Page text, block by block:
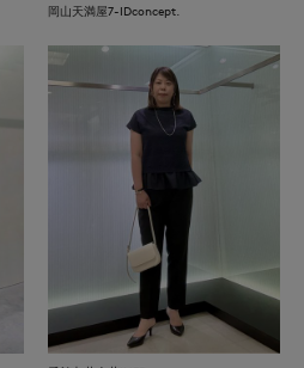
岡山天満屋7-IDconcept.